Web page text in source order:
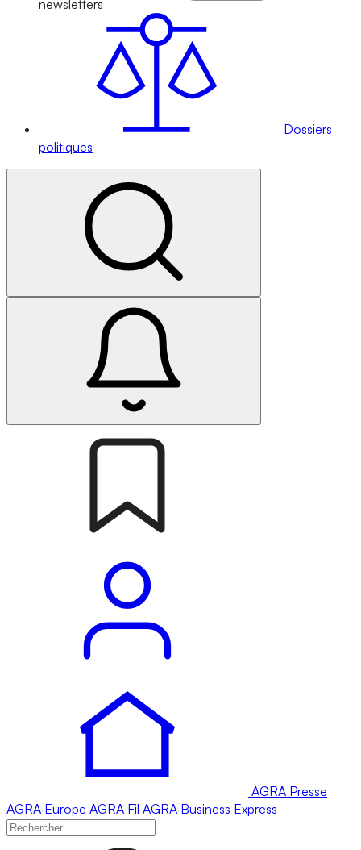
newsletters
Dossiers
politiques
AGRA Presse
AGRA Europe AGRA Fil AGRA Business Express